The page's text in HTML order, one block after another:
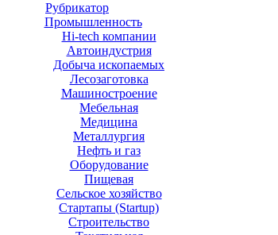
Рубрикатор
Промышленность
Hi-tech компании
Автоиндустрия
Добыча ископаемых
Лесозаготовка
Машиностроение
Мебельная
Медицина
Металлургия
Нефть и газ
Оборудование
Пищевая
Сельское хозяйство
Стартапы (Startup)
Строительство